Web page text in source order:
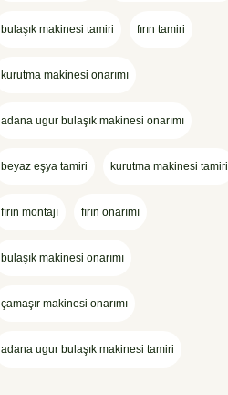
bulaşık makinesi tamiri fırın tamiri
kurutma makinesi onarımı
adana ugur bulaşık makinesi onarımı
beyaz eşya tamiri kurutma makinesi tamiri
fırın montajı fırın onarımı
bulaşık makinesi onarımı
çamaşır makinesi onarımı
adana ugur bulaşık makinesi tamiri